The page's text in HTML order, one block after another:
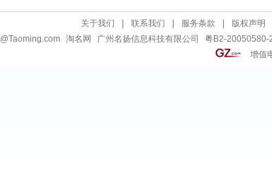
关于我们 联系我们 服务条款 版权声明
粤B2-20050580-
广州名扬信息科技有限公司
淘名网
@Taoming.com
增值